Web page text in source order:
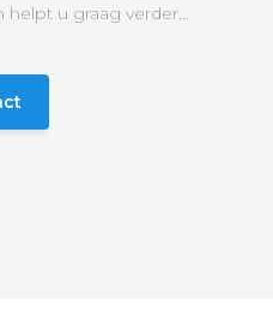
helpt u graag verder...